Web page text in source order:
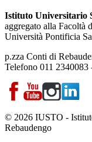
Istituto Universitario
aggregato alla Facoltà
Università Pontificia
p.zza Conti di
Telefono 011 2340083
© 2026 IUSTO -
Rebaudengo